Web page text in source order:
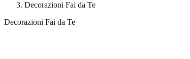
Decorazioni Fai da Te
Decorazioni Fai da Te